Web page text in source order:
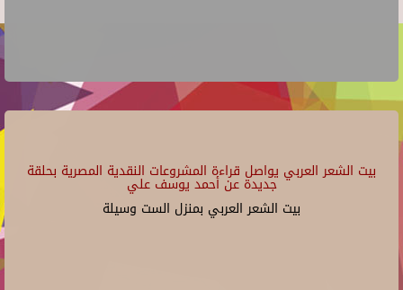
بيت الشعر العربي يواصل قراءة المشروعات النقدية المصرية بحلقة
جديدة عن أحمد يوسف علي
بيت الشعر العربي بمنزل الست وسيلة